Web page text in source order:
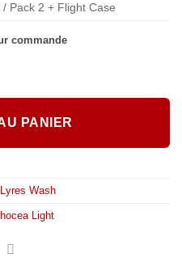
/ Pack 2 + Flight Case
commande
Wash 19x20W B-Eye
PANIER
Lyres Wash
Light